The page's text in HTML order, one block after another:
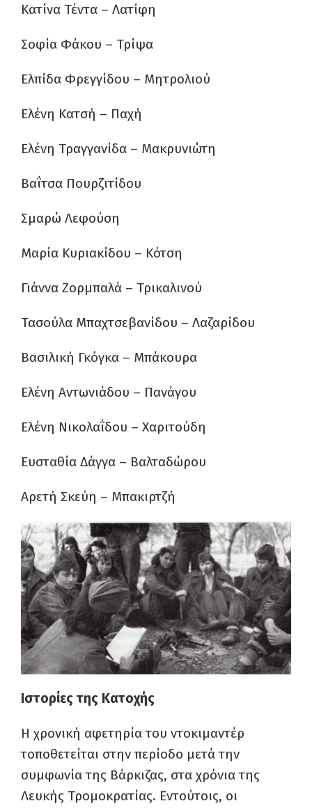
Κατίνα Τέντα – Λατίφη
Σοφία Φάκου – Τρίψα
Ελπίδα Φρεγγίδου – Μητρολιού
Ελένη Κατσή – Παχή
Ελένη Τραγγανίδα – Μακρυνιώτη
Βαΐτσα Πουρζιτίδου
Σμαρώ Λεφούση
Μαρία Κυριακίδου – Κότση
Γιάννα Ζορμπαλά – Τρικαλινού
Τασούλα Μπαχτσεβανίδου – Λαζαρίδου
Βασιλική Γκόγκα – Μπάκουρα
Ελένη Αντωνιάδου – Πανάγου
Ελένη Νικολαΐδου – Χαριτούδη
Ευσταθία Δάγγα – Βαλταδώρου
Αρετή Σκεύη – Μπακιρτζή
Ιστορίες της Κατοχής
Η χρονική αφετηρία του ντοκιμαντέρ
τοποθετείται στην περίοδο μετά την
συμφωνία της Βάρκιζας, στα χρόνια της
Λευκής Τρομοκρατίας. Εντούτοις, οι